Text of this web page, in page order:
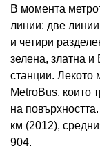
В момента
линии: две
и четири
зелена, златна
станции. Лекото
MetroBus, които
на
км (2012),
904.